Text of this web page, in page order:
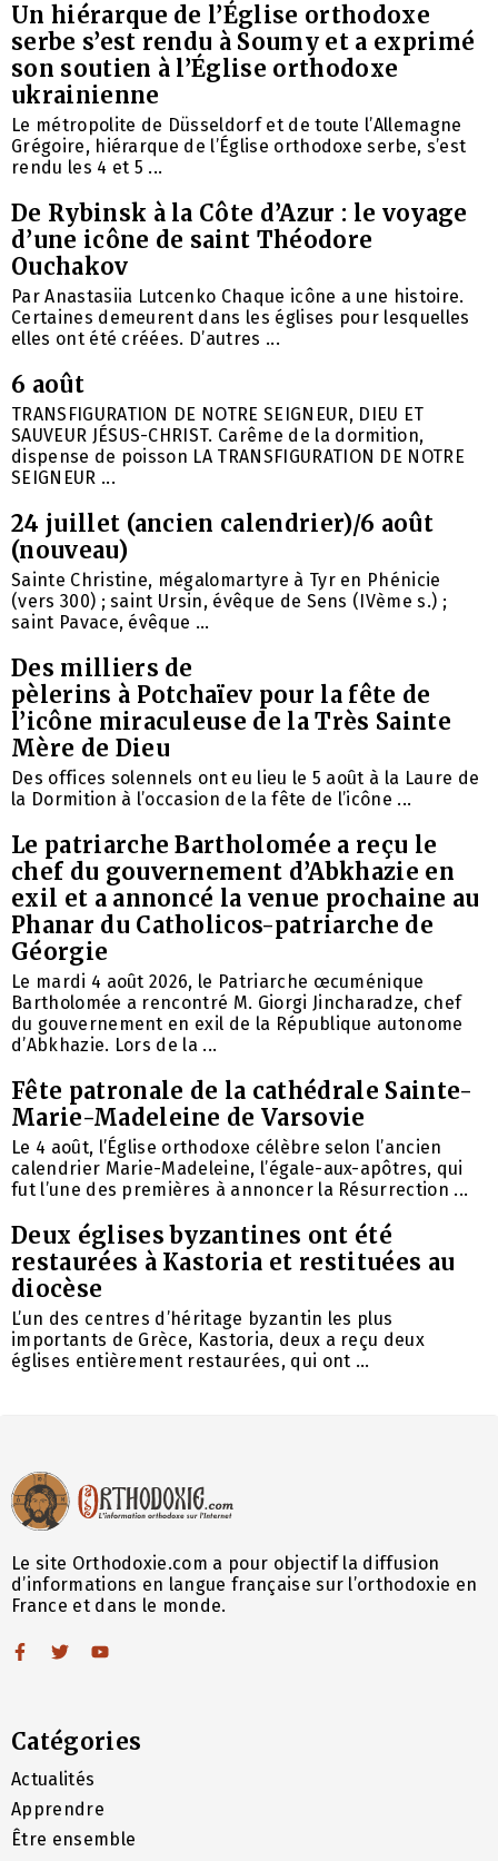
Un hiérarque de l’Église orthodoxe
serbe s’est rendu à Soumy et a exprimé
son soutien à l’Église orthodoxe
ukrainienne
Le métropolite de Düsseldorf et de toute l’Allemagne
Grégoire, hiérarque de l’Église orthodoxe serbe, s’est
rendu les 4 et 5 ...
De Rybinsk à la Côte d’Azur : le voyage
d’une icône de saint Théodore
Ouchakov
Par Anastasiia Lutcenko Chaque icône a une histoire.
Certaines demeurent dans les églises pour lesquelles
elles ont été créées. D’autres ...
6 août
TRANSFIGURATION DE NOTRE SEIGNEUR, DIEU ET
SAUVEUR JÉSUS-CHRIST. Carême de la dormition,
dispense de poisson LA TRANSFIGURATION DE NOTRE
SEIGNEUR ...
24 juillet (ancien calendrier)/6 août
(nouveau)
Sainte Christine, mégalomartyre à Tyr en Phénicie
(vers 300) ; saint Ursin, évêque de Sens (IVème s.) ;
saint Pavace, évêque ...
Des milliers de
pèlerins à Potchaïev pour la fête de
l’icône miraculeuse de la Très Sainte
Mère de Dieu
Des offices solennels ont eu lieu le 5 août à la Laure de
la Dormition à l’occasion de la fête de l’icône ...
Le patriarche Bartholomée a reçu le
chef du gouvernement d’Abkhazie en
exil et a annoncé la venue prochaine au
Phanar du Catholicos-patriarche de
Géorgie
Le mardi 4 août 2026, le Patriarche œcuménique
Bartholomée a rencontré M. Giorgi Jincharadze, chef
du gouvernement en exil de la République autonome
d’Abkhazie. Lors de la ...
Fête patronale de la cathédrale Sainte-
Marie-Madeleine de Varsovie
Le 4 août, l’Église orthodoxe célèbre selon l’ancien
calendrier Marie-Madeleine, l’égale-aux-apôtres, qui
fut l’une des premières à annoncer la Résurrection ...
Deux églises byzantines ont été
restaurées à Kastoria et restituées au
diocèse
L’un des centres d’héritage byzantin les plus
importants de Grèce, Kastoria, deux a reçu deux
églises entièrement restaurées, qui ont ...
Le site Orthodoxie.com a pour objectif la diffusion
d’informations en langue française sur l’orthodoxie en
France et dans le monde.
Catégories
Actualités
Apprendre
Être ensemble